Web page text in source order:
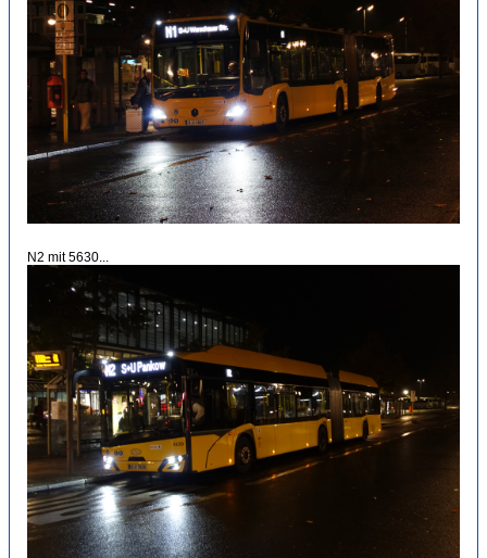
N2 mit 5630...